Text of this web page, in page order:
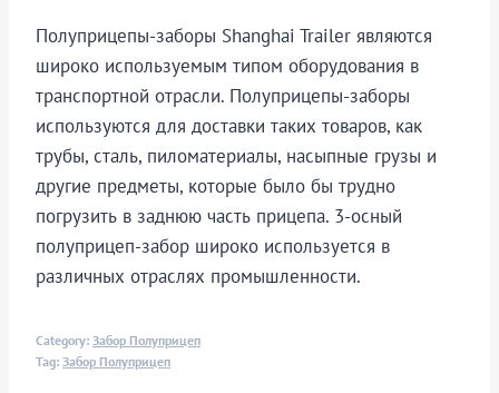
Полуприцепы-заборы Shanghai Trailer являются
широко используемым типом оборудования в
транспортной отрасли. Полуприцепы-заборы
используются для доставки таких товаров, как
трубы, сталь, пиломатериалы, насыпные грузы и
другие предметы, которые было бы трудно
погрузить в заднюю часть прицепа. 3-осный
полуприцеп-забор широко используется в
различных отраслях промышленности.
Category: Забор Полуприцеп
Tag: Забор Полуприцеп